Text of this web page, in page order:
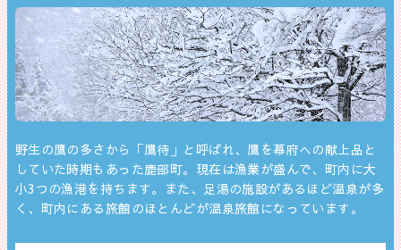
野生の鷹の多さから「鷹待」と呼ばれ、鷹を幕府への献上品と
していた時期もあった鹿部町。現在は漁業が盛んで、町内に大
小3つの漁港を持ちます。また、足湯の施設があるほど温泉が多
く、町内にある旅館のほとんどが温泉旅館になっています。